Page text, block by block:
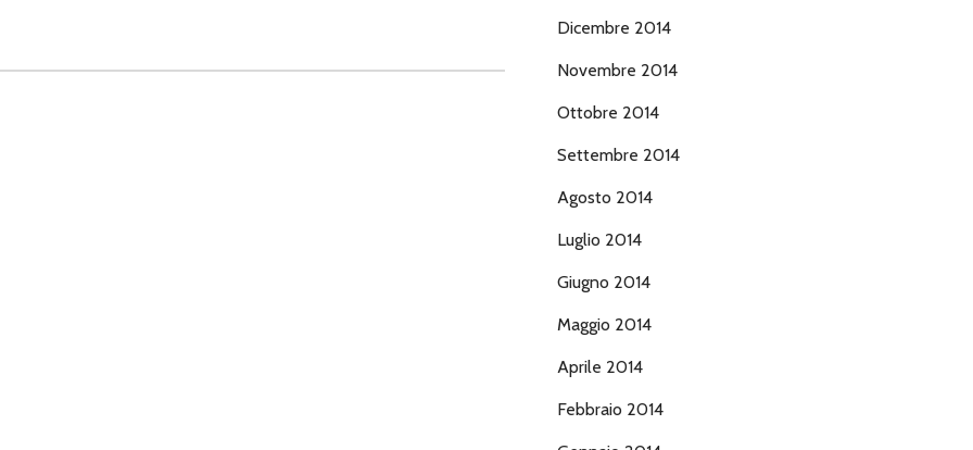
Dicembre 2014
Novembre 2014
Ottobre 2014
Settembre 2014
Agosto 2014
Luglio 2014
Giugno 2014
Maggio 2014
Aprile 2014
Febbraio 2014